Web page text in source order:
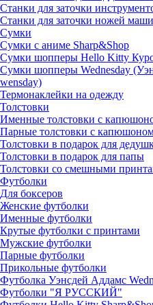
Станки для заточки
Станки для заточки ножей
Сумки
Сумки с аниме Sharp&Shop
Сумки шопперы Hello Kitty
Сумки шопперы Wednesday
wensday)
Термонаклейки на одежду
Толстовки
Именные толстовки с
Парные толстовки с
Толстовки в подарок для
Толстовки в подарок для папы
Толстовки со смешными
Футболки
Для боксеров
Женские футболки
Именные футболки
Крутые футболки с принтами
Мужские футболки
Парные футболки
Прикольные футболки
Футболка Уэнсдей Аддамс
Футболки "Я РУССКИЙ"